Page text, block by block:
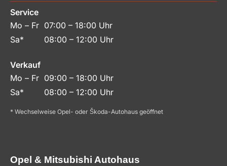
Service
Mo – Fr 07:00 – 18:00 Uhr
Sa*
08:00 – 12:00 Uhr
Verkauf
Mo – Fr 09:00 – 18:00 Uhr
Sa*
08:00 – 12:00 Uhr
* Wechselweise Opel- oder Škoda-Autohaus geöffnet
Opel & Mitsubishi Autohaus